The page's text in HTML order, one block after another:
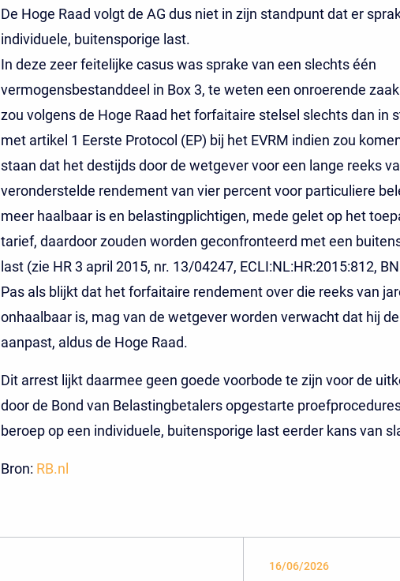
De Hoge Raad volgt de AG dus niet in zijn standpunt dat er
individuele, buitensporige last.
In deze zeer feitelijke casus was sprake van een slechts één
vermogensbestanddeel in Box 3, te weten een onroerende
zou volgens de Hoge Raad het forfaitaire stelsel slechts dan in
met artikel 1 Eerste Protocol (EP) bij het EVRM indien zou
staan dat het destijds door de wetgever voor een lange reeks
veronderstelde rendement van vier percent voor particuliere
meer haalbaar is en belastingplichtigen, mede gelet op het
tarief, daardoor zouden worden geconfronteerd met een
last (zie HR 3 april 2015, nr. 13/04247, ECLI:NL:HR:2015:812,
Pas als blijkt dat het forfaitaire rendement over die reeks van
onhaalbaar is, mag van de wetgever worden verwacht dat hij
aanpast, aldus de Hoge Raad.
Dit arrest lijkt daarmee geen goede voorbode te zijn voor de
door de Bond van Belastingbetalers opgestarte
beroep op een individuele, buitensporige last eerder kans van
Bron: RB.nl
16/06/2026